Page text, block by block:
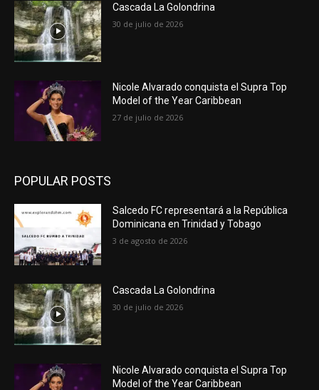
Cascada La Golondrina
30 de julio de 2026
Nicole Alvarado conquista el Supra Top
Model of the Year Caribbean
27 de julio de 2026
POPULAR POSTS
Salcedo FC representará a la República
Dominicana en Trinidad y Tobago
3 de agosto de 2026
Cascada La Golondrina
30 de julio de 2026
Nicole Alvarado conquista el Supra Top
Model of the Year Caribbean